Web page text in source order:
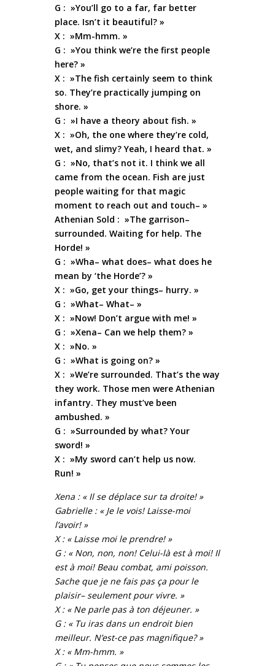
G : »You’ll go to a far, far better
place. Isn’t it beautiful? »
X : »Mm-hmm. »
G : »You think we’re the first people
here? »
X : »The fish certainly seem to think
so. They’re practically jumping on
shore. »
G : »I have a theory about fish. »
X : »Oh, the one where they’re cold,
wet, and slimy? Yeah, I heard that. »
G : »No, that’s not it. I think we all
came from the ocean. Fish are just
people waiting for that magic
moment to reach out and touch– »
Athenian Sold : »The garrison–
surrounded. Waiting for help. The
Horde! »
G : »Wha– what does– what does he
mean by ‘the Horde’? »
X : »Go, get your things– hurry. »
G : »What– What– »
X : »Now! Don’t argue with me! »
G : »Xena– Can we help them? »
X : »No. »
G : »What is going on? »
X : »We’re surrounded. That’s the way
they work. Those men were Athenian
infantry. They must’ve been
ambushed. »
G : »Surrounded by what? Your
sword! »
X : »My sword can’t help us now.
Run! »
Xena : « Il se déplace sur ta droite! »
Gabrielle : « Je le vois! Laisse-moi
l’avoir! »
X : « Laisse moi le prendre! »
G : « Non, non, non! Celui-là est à moi! Il
est à moi! Beau combat, ami poisson.
Sache que je ne fais pas ça pour le
plaisir– seulement pour vivre. »
X : « Ne parle pas à ton déjeuner. »
G : « Tu iras dans un endroit bien
meilleur. N’est-ce pas magnifique? »
X : « Mm-hmm. »